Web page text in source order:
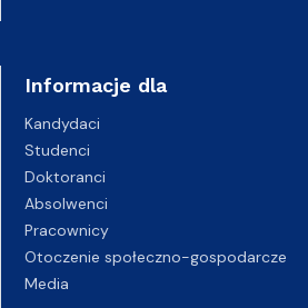
Informacje dla
Kandydaci
Studenci
Doktoranci
Absolwenci
Pracownicy
Otoczenie społeczno-gospodarcze
Media